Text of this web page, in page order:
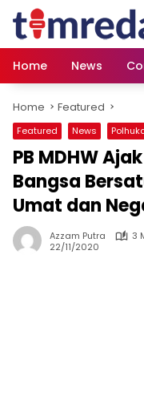
content
Home
News
Home Featured
Featured News
PB MDHW
Bangsa
Umat dan
Azzam Putra
3
22/11/2020